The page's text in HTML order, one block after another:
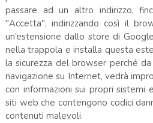
passare ad un altro indirizzo,
"Accetta", indirizzando così il
un’estensione dallo store di
nella trappola e installa questa
la sicurezza del browser perché
navigazione su Internet, vedrà
con informazioni sui propri sistemi
siti web che contengono codici
contenuti malevoli.